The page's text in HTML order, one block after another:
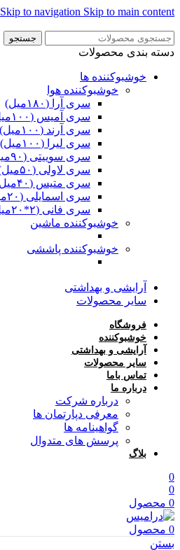
Skip to navigation Skip to main content
جستجو
دسته بندی محصولات
خوشبوکننده ها
خوشبوکننده هوا
سری آرا (۱۸۰میل)
سری آمیس (۱۰۰میل)
سری آرند (۱۰۰میل)
سری لیرا (۱۰۰میل)
سری سوییتی (۹۰میل)
سری لاولی (۵۰میل)
سری متیس (۴۰میل)
سری اسمایلی (۲۰میل)
سری فانی (۲*۲۰میل)
خوشبوکننده ماشین
خوشبوکننده پاششی
آرایشی و بهداشتی
سایر محصولات
فروشگاه
خوشبوکننده
آرایشی و بهداشتی
سایر محصولات
تماس باما
درباره ما
درباره شرکت
معرفی دپارتمان ها
گواهینامه ها
پرسش های متدوال
بلاگ
0
0
0 محصول
0 محصول
بستن